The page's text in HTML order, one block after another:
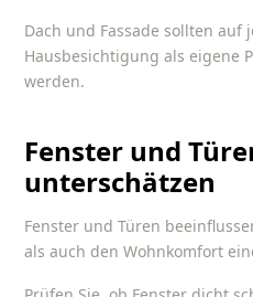
Dach und Fassade sollten auf
Hausbesichtigung als eigene
werden.
Fenster und
unterschätzen
Fenster und Türen
als auch den Wohnkomfort